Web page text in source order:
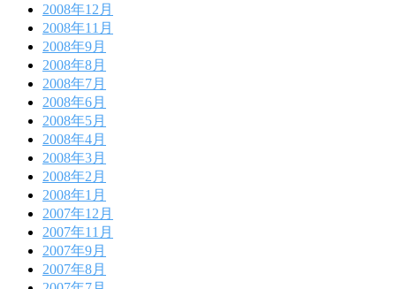
2008年12月
2008年11月
2008年9月
2008年8月
2008年7月
2008年6月
2008年5月
2008年4月
2008年3月
2008年2月
2008年1月
2007年12月
2007年11月
2007年9月
2007年8月